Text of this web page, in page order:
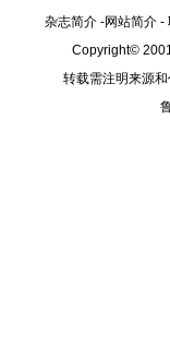
杂志简介-网站简介-
Copyright©
转载需注明来源